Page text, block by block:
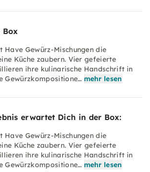
Box
Have Gewürz-Mischungen die
Küche zaubern. Vier gefeierte
ihre kulinarische Handschrift in
Gewürzkompositione… mehr lesen
erwartet Dich in der Box:
Have Gewürz-Mischungen die
Küche zaubern. Vier gefeierte
ihre kulinarische Handschrift in
Gewürzkompositione… mehr lesen